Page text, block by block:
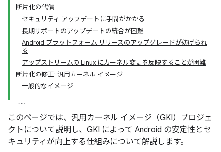
断片化の代償
セキュリティ アップデートに手間がかかる
長期サポートのアップデートの統合が困難
Android プラットフォーム リリースのアップグレードが妨げられ
る
アップストリームの Linux にカーネル変更を反映することが困難
断片化の修正: 汎用カーネル イメージ
一般的なイメージ
このページでは、汎用カーネル イメージ（GKI）プロジェ
クトについて説明し、GKI によって Android の安定性とセ
キュリティが向上する仕組みについて解説します。